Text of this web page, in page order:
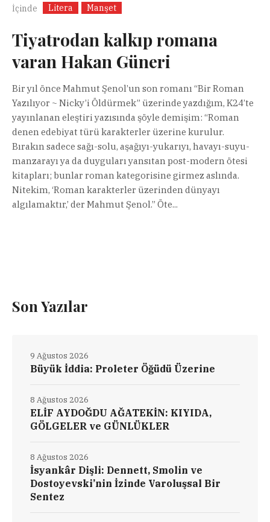
İçinde
Litera Manşet
Tiyatrodan kalkıp romana
varan Hakan Güneri
Bir yıl önce Mahmut Şenol’un son romanı “Bir Roman
Yazılıyor ~ Nicky’i Öldürmek” üzerinde yazdığım, K24’te
yayınlanan eleştiri yazısında şöyle demişim: “Roman
denen edebiyat türü karakterler üzerine kurulur.
Bırakın sadece sağı-solu, aşağıyı-yukarıyı, havayı-suyu-
manzarayı ya da duyguları yansıtan post-modern ötesi
kitapları; bunlar roman kategorisine girmez aslında.
Nitekim, ‘Roman karakterler üzerinden dünyayı
algılamaktır,’ der Mahmut Şenol.” Öte...
Son Yazılar
Büyük İddia: Proleter Öğüdü Üzerine
9 Ağustos 2026
ELİF AYDOĞDU AĞATEKİN: KIYIDA,
GÖLGELER ve GÜNLÜKLER
8 Ağustos 2026
İsyankâr Dişli: Dennett, Smolin ve
Dostoyevski’nin İzinde Varoluşsal Bir
Sentez
8 Ağustos 2026